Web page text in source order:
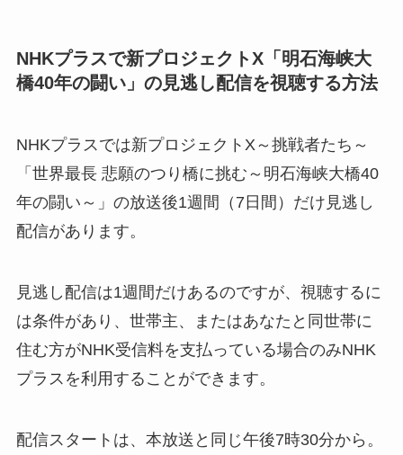
NHKプラスで新プロジェクトX「明石海峡大
橋40年の闘い」の見逃し配信を視聴する方法
NHKプラスでは新プロジェクトX～挑戦者たち～
「世界最長 悲願のつり橋に挑む～明石海峡大橋40
年の闘い～」の放送後1週間（7日間）だけ見逃し
配信があります。
見逃し配信は1週間だけあるのですが、視聴するに
は条件があり、世帯主、またはあなたと同世帯に
住む方がNHK受信料を支払っている場合のみNHK
プラスを利用することができます。
配信スタートは、本放送と同じ午後7時30分から。